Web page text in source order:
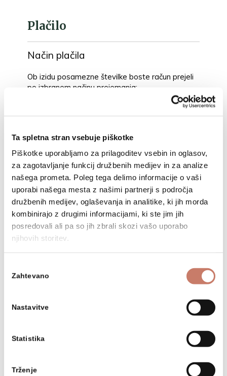
Ta spletna stran vsebuje piškotke
Piškotke uporabljamo za prilagoditev vsebin in oglasov,
za zagotavljanje funkcij družbenih medijev in za analize
našega prometa. Poleg tega delimo informacije o vaši
uporabi našega mesta z našimi partnerji s področja
družbenih medijev, oglaševanja in analitike, ki jih morda
kombinirajo z drugimi informacijami, ki ste jim jih
posredovali ali pa so jih zbrali skozi vašo uporabo
njihovih storitev.
soglasja
Zahtevano
Nastavitve
Statistika
Trženje
Plačilo
Način plačila
Ob izidu posamezne številke boste račun prejeli
po izbranem načinu prejemanja:
račun želim prejemati po elektronski
Naročam kot pravna oseba / podjetje
Strinjam
se
s
in
naročilo.
Strinjam se s splošnimi pogoji
poslovanja in potrjujem naročilo.
Dovoljujem
svojih
za
naročniškega
naročniškega razmerja.
Želim
na
in
Želim se naročiti na e-novičnik in biti